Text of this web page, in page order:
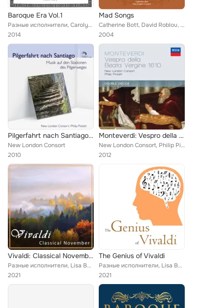
Baroque Era Vol.1
Разные исполнители, Carolyn Watkinson, Paul Elliott, Julia Gooding, Frank Kelly, Joy Roberts, David Thomas, Patrizia Kwella, Hel...
2014
Mad Songs
Catherine Bott, David Roblou, Tom Finucane, Mark Levy, Paula Chateauneuf, Anthony Pleeth
2004
Pilgerfahrt nach Santiago (Audior)
New London Consort
2010
Monteverdi: Vespro della Beata Vergine 1610
New London Consort, Philip Pickett
2012
Vivaldi: Classical November
Разные исполнители, Lisa Beznosiuk, Timothy Brown, Stanley Ritchie, The English Concert, Michael Laird, Michael Chance, Michel S...
2021
The Genius of Vivaldi
Разные исполнители, Lisa Beznosiuk, Timothy Brown, Stanley Ritchie, The English Concert, Michael Laird, Michael Chance, Michel S...
2021